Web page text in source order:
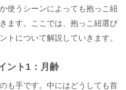
使うシーンによっても抱っこ紐
ます。ここでは、抱っこ紐選び
トについて解説していきます。
ント1：月齢
も手です。中にはどうしても首